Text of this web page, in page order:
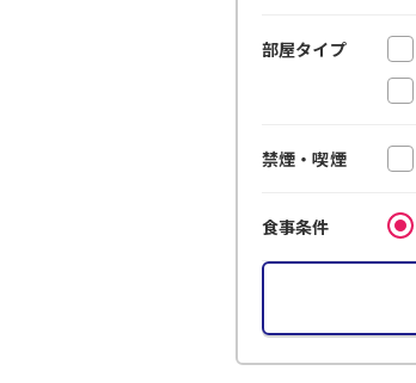
部屋タイプ
禁煙・喫煙
食事条件